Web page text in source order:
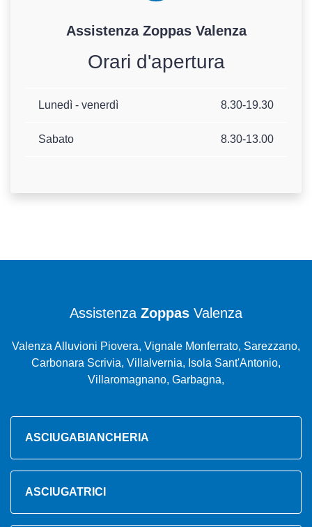
Assistenza ZoppasValenza
Orari d'apertura
Lunedì - venerdì 8.30-19.30
Sabato 8.30-13.00
Assistenza Zoppas Valenza
Valenza Alluvioni Piovera, Vignale Monferrato, Sarezzano,
Carbonara Scrivia, Villalvernia, Isola Sant'Antonio,
Villaromagnano, Garbagna,
ASCIUGABIANCHERIA
ASCIUGATRICI